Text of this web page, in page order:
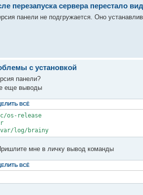
перезапуска сервера перестало
панели не подгружается. Оно
с установкой
панели?
еще выводы
ВСЁ
os-release
r
log/brainy
мне в личку вывод команды
ВСЁ